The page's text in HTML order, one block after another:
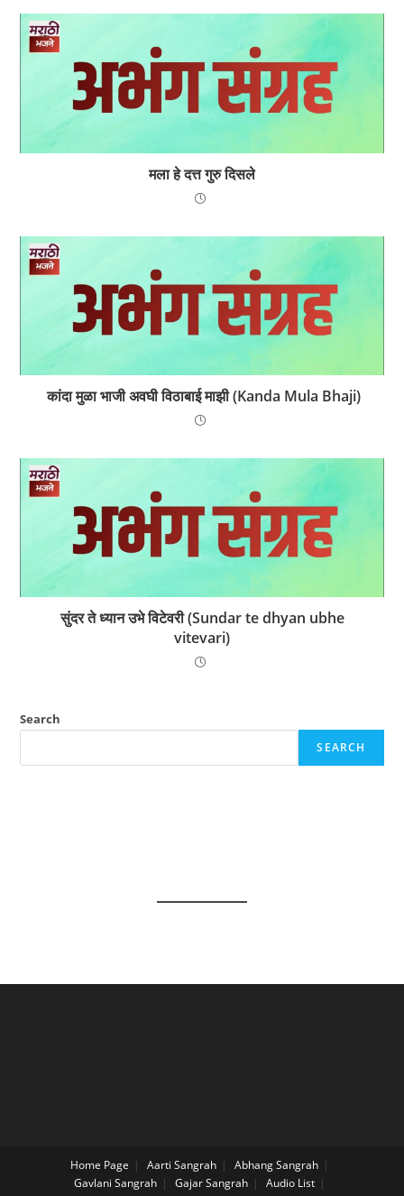
मला हे दत्त गुरु दिसले
कांदा मुळा भाजी अवघी विठाबाई माझी (Kanda Mula Bhaji)
सुंदर ते ध्यान उभे विटेवरी (Sundar te dhyan ubhe
vitevari)
Search
SEARCH
Home Page Aarti Sangrah
Abhang Sangrah
Gavlani Sangrah
Gajar Sangrah
Audio List